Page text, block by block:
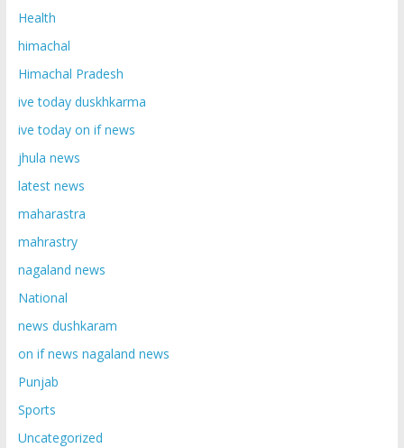
Health
himachal
Himachal Pradesh
ive today duskhkarma
ive today on if news
jhula news
latest news
maharastra
mahrastry
nagaland news
National
news dushkaram
on if news nagaland news
Punjab
Sports
Uncategorized